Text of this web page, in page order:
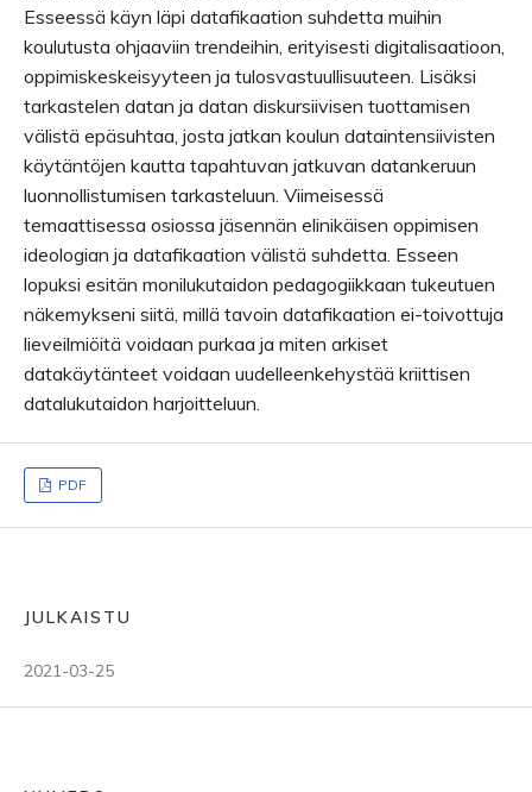
Esseessä käyn läpi datafikaation suhdetta muihin
koulutusta ohjaaviin trendeihin, erityisesti digitalisaatioon,
oppimiskeskeisyyteen ja tulosvastuullisuuteen. Lisäksi
tarkastelen datan ja datan diskursiivisen tuottamisen
välistä epäsuhtaa, josta jatkan koulun dataintensiivisten
käytäntöjen kautta tapahtuvan jatkuvan datankeruun
luonnollistumisen tarkasteluun. Viimeisessä
temaattisessa osiossa jäsennän elinikäisen oppimisen
ideologian ja datafikaation välistä suhdetta. Esseen
lopuksi esitän monilukutaidon pedagogiikkaan tukeutuen
näkemykseni siitä, millä tavoin datafikaation ei-toivottuja
lieveilmiöitä voidaan purkaa ja miten arkiset
datakäytänteet voidaan uudelleenkehystää kriittisen
datalukutaidon harjoitteluun.
PDF
JULKAISTU
2021-03-25